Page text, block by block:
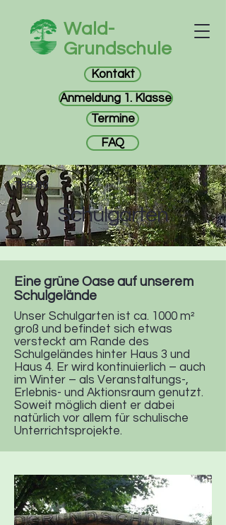
Wald-
Grundschule
Kontakt
Anmeldung 1. Klasse
Termine
FAQ
788,00
Schulgarten
Eine grüne Oase auf unserem
Schulgelände
Unser Schulgarten ist ca. 1000 m²
groß und befindet sich etwas
versteckt am Rande des
Schulgeländes hinter Haus 3 und
Haus 4. Er wird kontinuierlich – auch
im Winter – als Veranstaltungs-,
Erlebnis- und Aktionsraum genutzt.
Soweit möglich dient er dabei
natürlich vor allem für schulische
Unterrichtsprojekte.